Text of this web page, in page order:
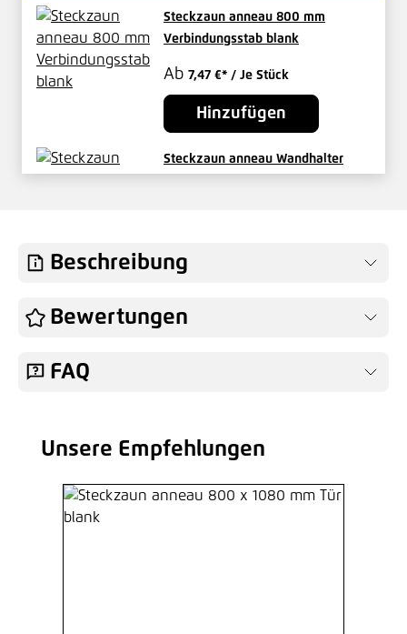
Steckzaun anneau 800 mm
Verbindungsstab blank
Ab 7,47 €* / Je Stück
Hinzufügen
Steckzaun anneau Wandhalter
1150 mm Standfuß blank
Beschreibung
Bewertungen
FAQ
Produktgalerie überspringen
Unsere Empfehlungen